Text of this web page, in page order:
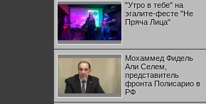
"Утро в тебе" на
эгалите-фесте "Не
Пряча Лица"
Мохаммед Фидель
Али Селем,
представитель
фронта Полисарио в
РФ